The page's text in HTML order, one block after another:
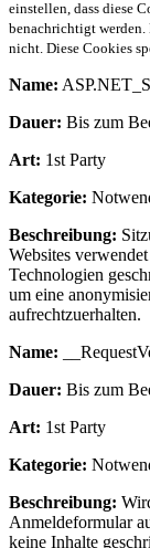
einstellen, dass diese
benachrichtigt
nicht. Diese Cookies
Name:
Dauer: Bis zum
Art: 1st Party
Kategorie:
Beschreibung:
Websites
Technologien
um eine
aufrechtzuerhalten.
Name:
Dauer: Bis zum
Art: 1st Party
Kategorie:
Beschreibung:
Anmeldeformular
keine Inhalte